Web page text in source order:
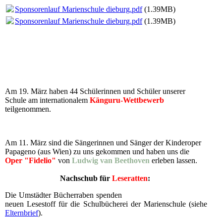
Sponsorenlauf Marienschule dieburg.pdf(1.39MB)
Sponsorenlauf Marienschule dieburg.pdf(1.39MB)
Am 19. März haben 44 Schülerinnen und Schüler unserer
Schule am internationalem Känguru-Wettbewerb
teilgenommen.
Am 11. März sind die Sängerinnen und Sänger der Kinderoper
Papageno (aus Wien) zu uns gekommen und haben uns die
Oper "Fidelio" von Ludwig van Beethoven erleben lassen.
Nachschub für Leseratten:
Die Umstädter Bücherraben spenden
neuen Lesestoff für die Schulbücherei der Marienschule (siehe
Elternbrief).